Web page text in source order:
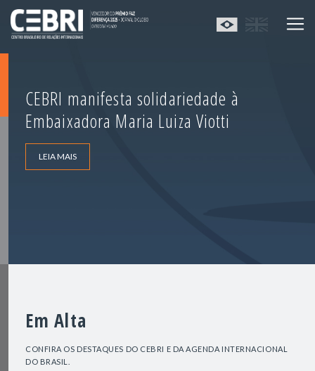
CEBRI manifesta solidariedade à
Embaixadora Maria Luiza Viotti
LEIA MAIS
Em Alta
CONFIRA OS DESTAQUES DO CEBRI E DA AGENDA INTERNACIONAL
DO BRASIL.